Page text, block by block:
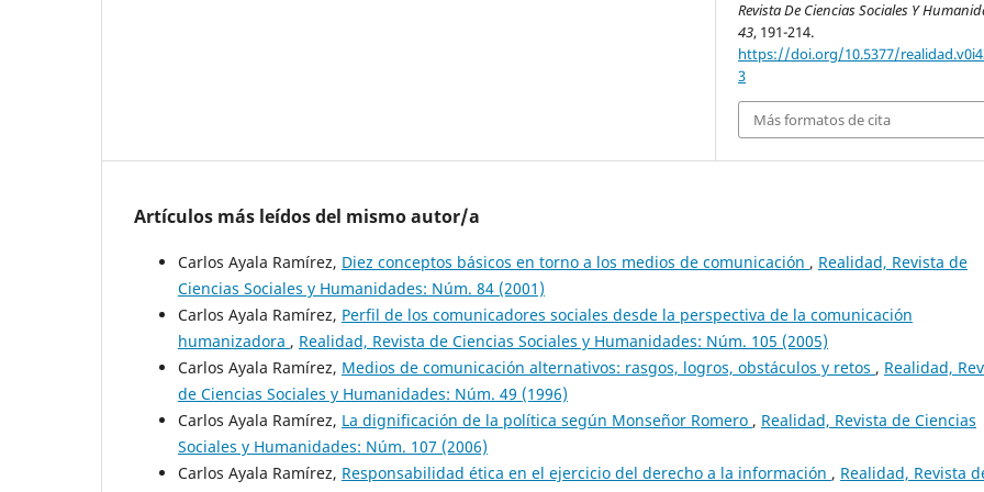
Revista De Ciencias Sociales Y
43, 191-214.
https://doi.org/10.5377/
3
Más formatos de cita
Artículos más leídos del mismo autor/a
Carlos Ayala Ramírez, Diez conceptos básicos en torno a los medios de comunicación , Realidad, Revista de
Ciencias Sociales y Humanidades: Núm. 84 (2001)
Carlos Ayala Ramírez, Perfil de los comunicadores sociales desde la perspectiva de la comunicación
humanizadora , Realidad, Revista de Ciencias Sociales y Humanidades: Núm. 105 (2005)
Carlos Ayala Ramírez, Medios de comunicación alternativos: rasgos, logros, obstáculos y retos , Realidad,
de Ciencias Sociales y Humanidades: Núm. 49 (1996)
Carlos Ayala Ramírez, La dignificación de la política según Monseñor Romero , Realidad, Revista de Ciencias
Sociales y Humanidades: Núm. 107 (2006)
Carlos Ayala Ramírez, Responsabilidad ética en el ejercicio del derecho a la información , Realidad, Revista